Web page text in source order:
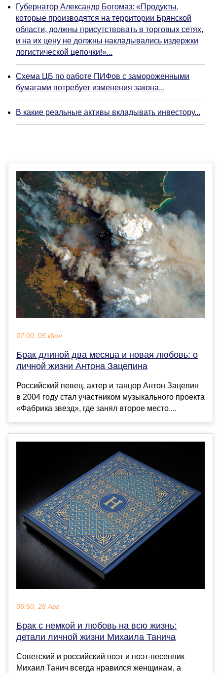
Губернатор Александр Богомаз: «Продукты,
которые производятся на территории Брянской
области, должны присутствовать в торговых сетях,
и на их цену не должны накладывались издержки
логистической цепочки!»...
Схема ЦБ по работе ПИФов с замороженными
бумагами потребует изменения закона...
В какие реальные активы вкладывать инвестору...
07:00, 05 Июн
Брак длиной два месяца и новая любовь: о
личной жизни Антона Зацепина
Российский певец, актер и танцор Антон Зацепин
в 2004 году стал участником музыкального проекта
«Фабрика звезд», где занял второе место....
06:50, 28 Авг
Брак с немкой и любовь на всю жизнь:
детали личной жизни Михаила Танича
Советский и российский поэт и поэт-песенник
Михаил Танич всегда нравился женщинам, а